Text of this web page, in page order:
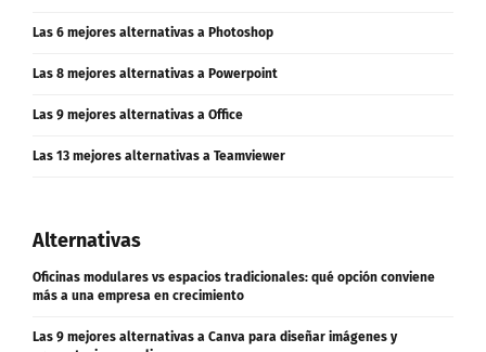
Las 6 mejores alternativas a Photoshop
Las 8 mejores alternativas a Powerpoint
Las 9 mejores alternativas a Office
Las 13 mejores alternativas a Teamviewer
Alternativas
Oficinas modulares vs espacios tradicionales: qué opción conviene
más a una empresa en crecimiento
Las 9 mejores alternativas a Canva para diseñar imágenes y